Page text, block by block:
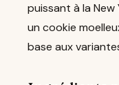
puissant à la
un cookie
base aux